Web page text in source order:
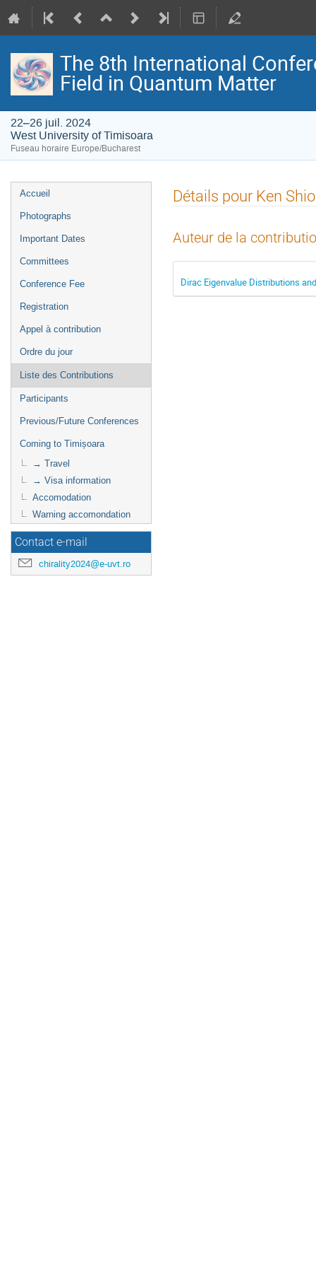
The 8th International
Field in Quantum Matter
22–26 juil. 2024
West University of Timisoara
Fuseau horaire Europe/Bucharest
Menu
de
Accueil
Photographs
Important Dates
Committees
Conference Fee
Registration
Appel à contribution
Ordre du jour
Liste des Contributions
Participants
Previous/Future Conferences
Coming to Timișoara
→ Travel
→ Visa information
Accomodation
Warning accomondation
Contact e-mail
chirality2024@e-uvt.ro
Détails pour Ken
Auteur de la
Dirac Eigenvalue Distributions